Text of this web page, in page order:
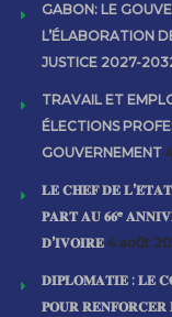
GABON: LE
L’ÉLABORATION
JUSTICE 2027-
TRAVAIL ET
ÉLECTIONS
GOUVERNEMENT
𝐋𝐄 𝐂𝐇𝐄𝐅 𝐃𝐄
𝐏𝐀𝐑𝐓 𝐀𝐔 𝟔𝟔ᵉ
𝐃’𝐈𝐕𝐎𝐈𝐑𝐄 4 août
𝐃𝐈𝐏𝐋𝐎𝐌𝐀𝐓𝐈𝐄 : 𝐋𝐄
𝐏𝐎𝐔𝐑 𝐑𝐄𝐍𝐅𝐎𝐑𝐂𝐄𝐑